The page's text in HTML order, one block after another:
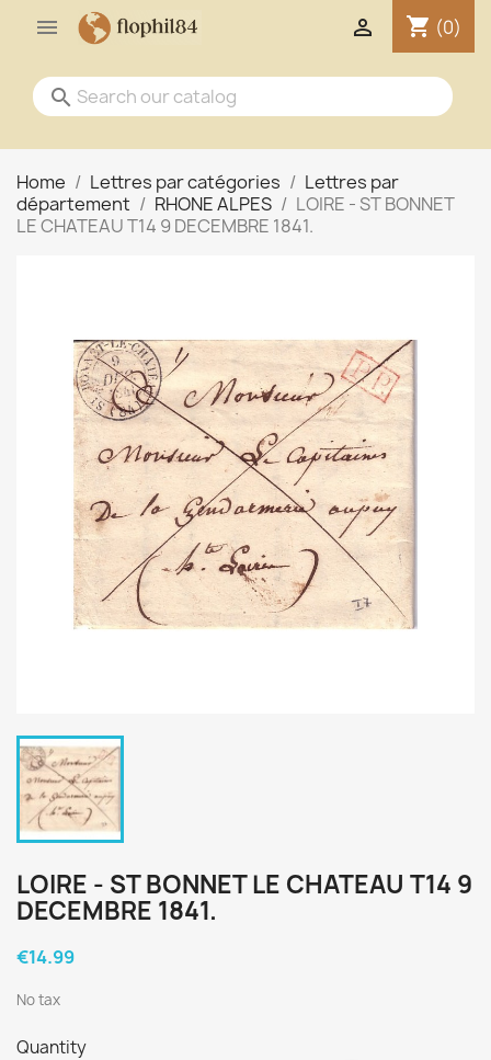
 shopping_cart (0)

search
Home Lettres par catégories
Lettres par
département
RHONE ALPES
LOIRE - ST BONNET
LE CHATEAU T14 9 DECEMBRE 1841.
LOIRE - ST BONNET LE CHATEAU T14 9
DECEMBRE 1841.
€14.99
No tax
Quantity